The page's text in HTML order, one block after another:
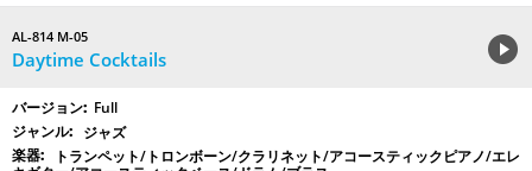
AL-814 M-05
Daytime Cocktails
Full
ジャズ
トランペット/トロンボーン/クラリネット/アコースティックピアノ/エレ